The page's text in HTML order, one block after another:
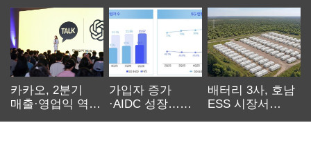
카카오, 2분기
매출·영업익 역대
가입자 증가
·AIDC 성장…
배터리 3사, 호남
ESS 시장서